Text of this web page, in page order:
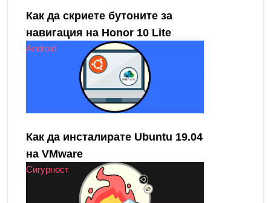
Как да скриете бутоните за
навигация на Honor 10 Lite
Android
Как да инсталирате Ubuntu 19.04
на VMware
Сигурност